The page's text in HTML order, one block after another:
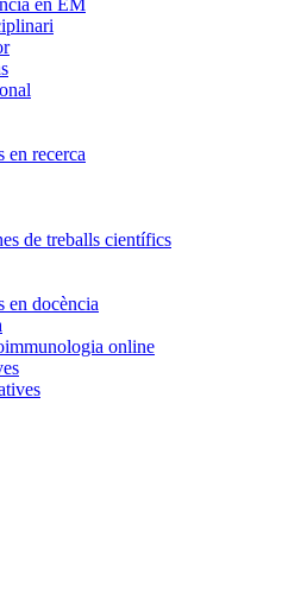
en EM
en recerca
de treballs científics
en docència
online